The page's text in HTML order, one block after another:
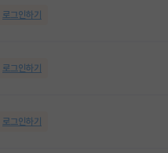
로그인하기
로그인하기
로그인하기